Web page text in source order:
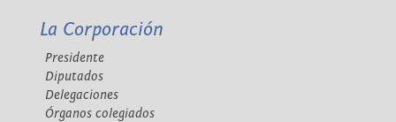
La Corporación
Presidente
Diputados
Delegaciones
Órganos colegiados